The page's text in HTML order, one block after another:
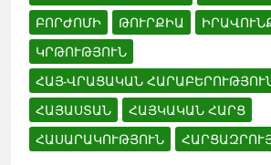
ԲՈՐԺՈՄԻ
ԹՈՒՐՔԻԱ
ԿՐԹՈՒԹՅՈՒՆ
ՀԱՅ-ՎՐԱՑԱԿԱՆ
ՀԱՅԱՍՏԱՆ
ՀԱՅԿԱԿԱՆ ՀԱՐՑ
ՀԱՍԱՐԱԿՈՒԹՅՈՒՆ